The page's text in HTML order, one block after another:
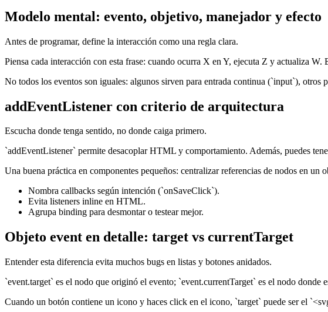
Modelo mental: evento, objetivo, manejador y efecto
Antes de programar, define la interacción como una regla clara.
Piensa cada interacción con esta frase: cuando ocurra X en Y, ejecuta Z y actualiza
No todos los eventos son iguales: algunos sirven para entrada continua (`input`),
addEventListener con criterio de arquitectura
Escucha donde tenga sentido, no donde caiga primero.
`addEventListener` permite desacoplar HTML y comportamiento. Además, puedes
Una buena práctica en componentes pequeños: centralizar referencias de nodos en
Nombra callbacks según intención (`onSaveClick`).
Evita listeners inline en HTML.
Agrupa binding para desmontar o testear mejor.
Objeto event en detalle: target vs currentTarget
Entender esta diferencia evita muchos bugs en listas y botones anidados.
`event.target` es el nodo que originó el evento; `event.currentTarget` es el nodo donde
Cuando un botón contiene un icono y haces click en el icono, `target` puede ser el